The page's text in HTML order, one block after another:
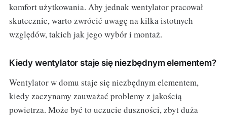
komfort użytkowania. Aby jednak wentylator pracował
skutecznie, warto zwrócić uwagę na kilka istotnych
względów, takich jak jego wybór i montaż.
Kiedy wentylator staje się niezbędnym elementem?
Wentylator w domu staje się niezbędnym elementem,
kiedy zaczynamy zauważać problemy z jakością
powietrza. Może być to uczucie duszności, zbyt duża